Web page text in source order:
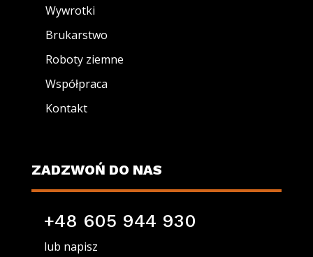
Wywrotki
Brukarstwo
Roboty ziemne
Współpraca
Kontakt
ZADZWOŃ DO NAS
+48 605 944 930
lub napisz